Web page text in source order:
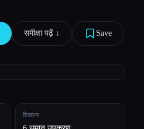
समीक्षा पढ़ें ↓︎ Save
विकल्प